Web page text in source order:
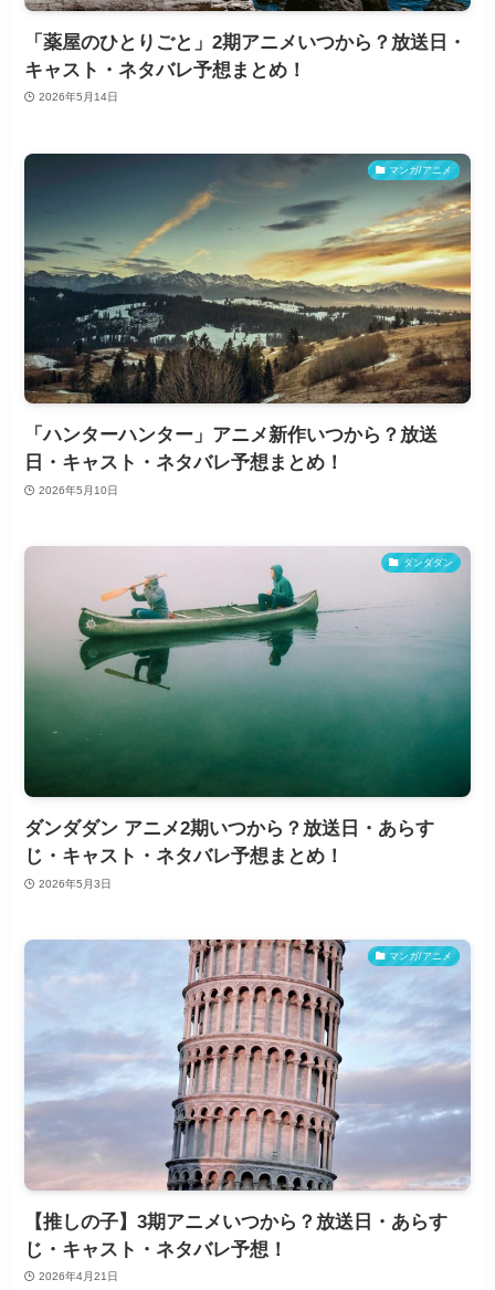
「薬屋のひとりごと」2期アニメいつから？放送日・
キャスト・ネタバレ予想まとめ！
2026年5月14日
マンガ/アニメ
「ハンターハンター」アニメ新作いつから？放送
日・キャスト・ネタバレ予想まとめ！
2026年5月10日
ダンダダン
ダンダダン アニメ2期いつから？放送日・あらす
じ・キャスト・ネタバレ予想まとめ！
2026年5月3日
マンガ/アニメ
【推しの子】3期アニメいつから？放送日・あらす
じ・キャスト・ネタバレ予想！
2026年4月21日